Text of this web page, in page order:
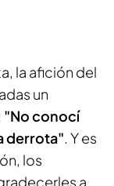
la afición del
un
"No conocí
derrota". Y es
los
a